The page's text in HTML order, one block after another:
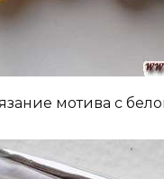
мотива с